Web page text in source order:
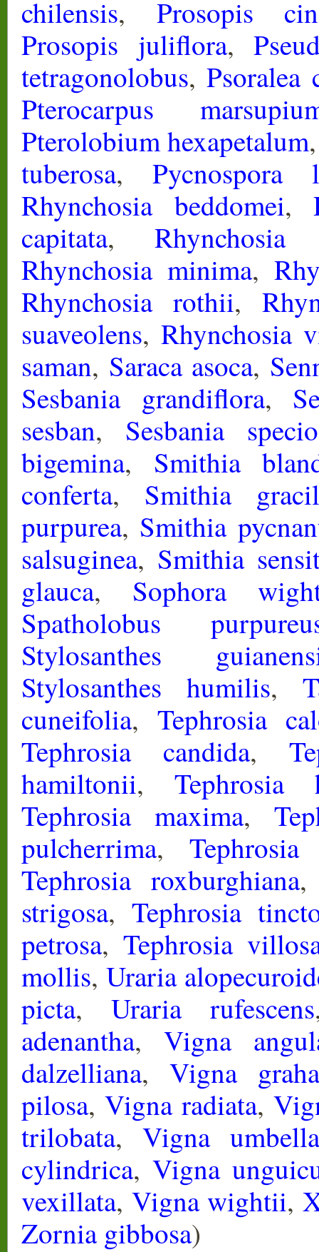
chilensis, Prosopis
Prosopis juliflora,
tetragonolobus,
Pterocarpus
Pterolobium hexapetalum
tuberosa, Pycnospora
Rhynchosia beddomei,
capitata, Rhynchosia
Rhynchosia minima,
Rhynchosia rothii,
suaveolens,Rhynchosia
saman, Saraca asoca,
Sesbania grandiflora,
sesban, Sesbania
bigemina, Smithia
conferta, Smithia
purpurea, Smithia
salsuginea, Smithia
glauca, Sophora
Spatholobus
Stylosanthes
Stylosanthes humilis,
cuneifolia, Tephrosia
Tephrosia candida,
hamiltonii, Tephrosia
Tephrosia maxima,
pulcherrima,
Tephrosia roxburghiana
strigosa, Tephrosia
petrosa, Tephrosia
mollis, Uraria
picta,Uraria rufescens
adenantha,Vigna
dalzelliana, Vigna
pilosa, Vigna radiata,
trilobata, Vigna
cylindrica, Vigna
vexillata, Vigna wightii,
Zornia gibbosa)